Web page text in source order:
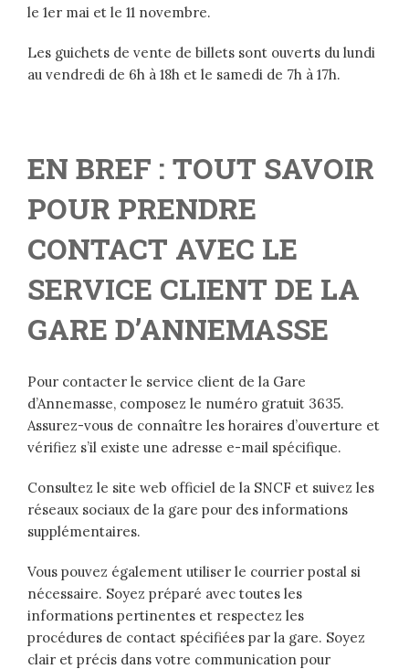
le 1er mai et le 11 novembre.
Les guichets de vente de billets sont ouverts du lundi
au vendredi de 6h à 18h et le samedi de 7h à 17h.
EN BREF : TOUT SAVOIR
POUR PRENDRE
CONTACT AVEC LE
SERVICE CLIENT DE LA
GARE D’ANNEMASSE
Pour contacter le service client de la Gare
d’Annemasse, composez le numéro gratuit 3635.
Assurez-vous de connaître les horaires d’ouverture et
vérifiez s’il existe une adresse e-mail spécifique.
Consultez le site web officiel de la SNCF et suivez les
réseaux sociaux de la gare pour des informations
supplémentaires.
Vous pouvez également utiliser le courrier postal si
nécessaire. Soyez préparé avec toutes les
informations pertinentes et respectez les
procédures de contact spécifiées par la gare. Soyez
clair et précis dans votre communication pour